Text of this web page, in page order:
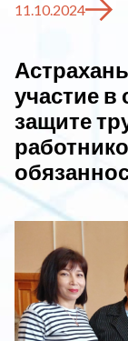
11.10.2024
участие
защите